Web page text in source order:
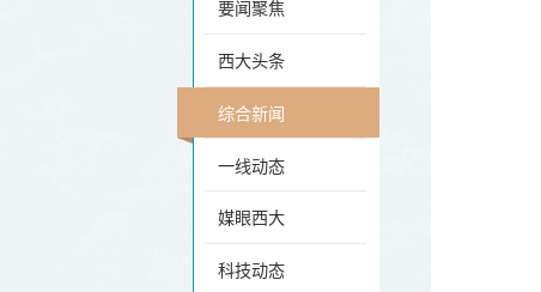
要闻聚焦
西大头条
综合新闻
一线动态
媒眼西大
科技动态